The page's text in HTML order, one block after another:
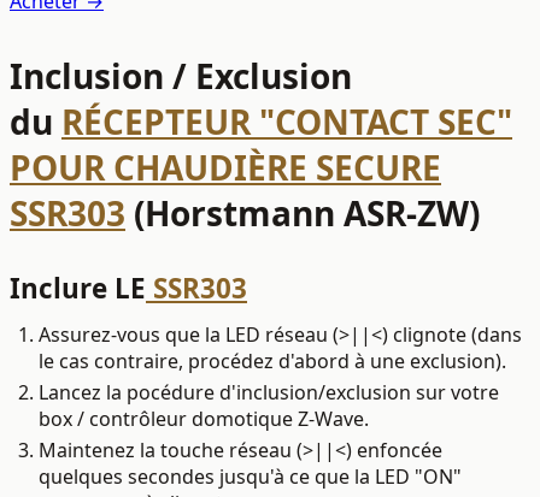
Inclusion / Exclusion
du RÉCEPTEUR "CONTACT SEC"
POUR CHAUDIÈRE SECURE
SSR303 (Horstmann ASR-ZW)
Inclure LE SSR303
Assurez-vous que la LED réseau (>||<) clignote (dans
le cas contraire, procédez d'abord à une exclusion).
Lancez la pocédure d'inclusion/exclusion sur votre
box / contrôleur domotique Z-Wave.
Maintenez la touche réseau (>||<) enfoncée
quelques secondes jusqu'à ce que la LED "ON"